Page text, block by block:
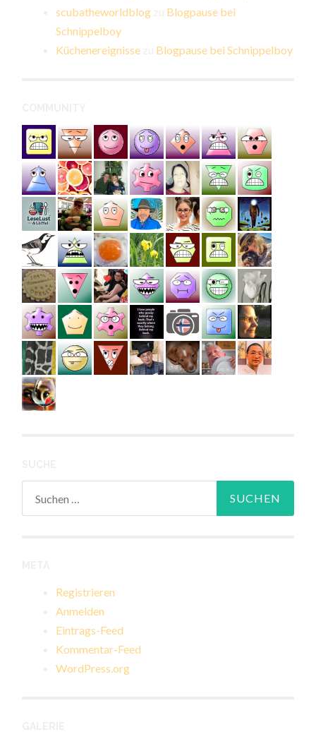
scubatheworldblog
Blogpause bei
Schnippelboy
Küchenereignisse
Blogpause bei Schnippelboy
Registrieren
Anmelden
Eintrags-Feed
Kommentar-Feed
WordPress.org